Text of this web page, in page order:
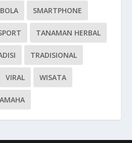
SMARTPHONE
TANAMAN HERBAL
TRADISIONAL
VIRAL WISATA